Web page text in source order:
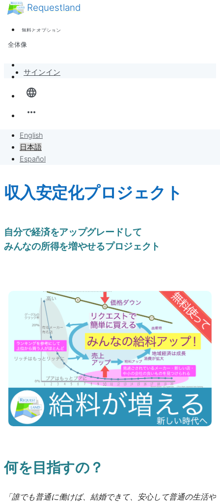
Requestland
無料とオプション
サポート
language
more_horiz
English
日本語
Español
全体像
バンバンボード
リクエスト
リクエストに販売
プロジェクト
ニュース
ピース・アンド・パッションについて
サインイン
収入安定化プロジェクト
自分で経済をアップグレードして
みんなの所得を増やせるプロジェクト
何を目指すの？
「誰でも普通に働けば、結婚できて、安心して普通の生活や